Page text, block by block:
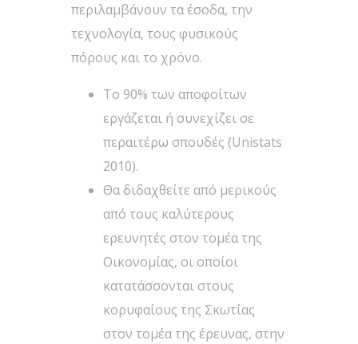
περιλαμβάνουν τα έσοδα, την
τεχνολογία, τους φυσικούς
πόρους και το χρόνο.
Το 90% των αποφοίτων
εργάζεται ή συνεχίζει σε
περαιτέρω σπουδές (Unistats
2010).
Θα διδαχθείτε από μερικούς
από τους καλύτερους
ερευνητές στον τομέα της
Οικονομίας, οι οποίοι
κατατάσσονται στους
κορυφαίους της Σκωτίας
στον τομέα της έρευνας, στην